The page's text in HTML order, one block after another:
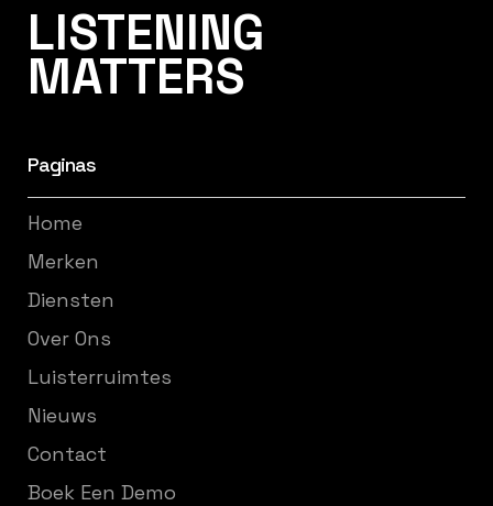
LISTENING
MATTERS
Paginas
Home
Merken
Diensten
Over Ons
Luisterruimtes
Nieuws
Contact
Boek Een Demo